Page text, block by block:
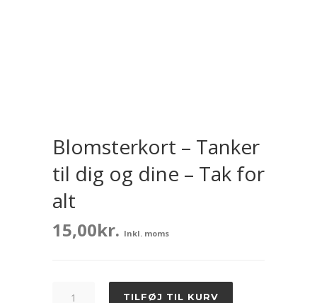
Blomsterkort – Tanker
til dig og dine – Tak for
alt
15,00kr. Inkl. moms
TILFØJ TIL KURV